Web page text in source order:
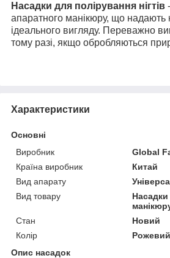
Насадки для полірування нігтів
апаратного манікюру, що надають
ідеального вигляду. Переважно
тому разі, якщо обробляються
Характеристики
Основні
Виробник
Global
Країна виробник
Китай
Вид апарату
Вид товару
Насадки
Стан
Новий
Колір
Рожевий
Опис насадок